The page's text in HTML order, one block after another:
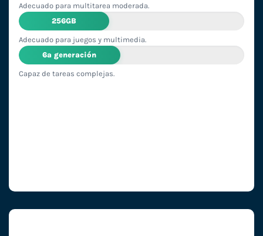
Adecuado para multitarea moderada.
256GB
Adecuado para juegos y multimedia.
6ª generación
Capaz de tareas complejas.